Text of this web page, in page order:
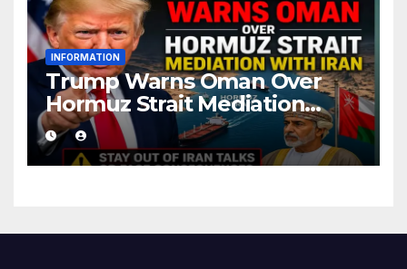
INFORMATION
Trump Warns Oman Over
Hormuz Strait Mediation
With Iran